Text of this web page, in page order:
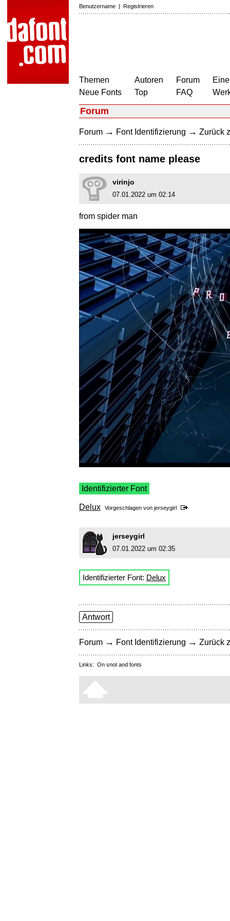
Benutzername | Registrieren
Themen
Neue Fonts
Autoren
Top
Forum
FAQ
Forum
Forum → Font Identifizierung → Zurück
credits font name please
virinjo
07.01.2022 um 02:14
from spider man
Identifizierter Font
Delux Vorgeschlagen von jerseygirl
jerseygirl
07.01.2022 um 02:35
Identifizierter Font: Delux
Antwort
Forum → Font Identifizierung → Zurück
Links: On snot and fonts